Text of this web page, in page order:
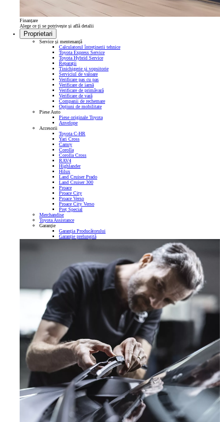
Finanțare
Alege ce ți se potrivește și află detalii
Proprietari
Service și mentenanță
Calculatorul întreținerii tehnice
Toyota Express Service
Toyota Hybrid Service
Reparații
Tinichigerie și vopsitorie
Serviciul de valoare
Verificare pas cu pas
Verificare de iarnă
Verificare de primăvară
Verificare de vară
Companii de rechemare
Opțiuni de mobilitate
Piese Auto
Piese originale Toyota
Anvelope
Accesorii
Toyota C-HR
Yari Cross
Camry
Corolla
Corolla Cross
RAV4
Highlander
Hilux
Land Cruiser Prado
Land Cruiser 300
Proace
Proace City
Proace Verso
Proace City Verso
Preț Special
Merchandise
Toyota Assistance
Garanție
Garanția Producătorului
Garanție prelungită